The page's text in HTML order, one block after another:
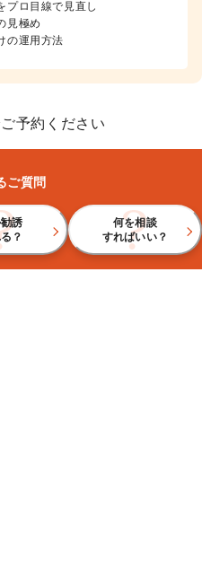
プロ目線で見直し
見極め
の運用方法
予約ください
ご質問
誘
？
何を相談
すればいい？